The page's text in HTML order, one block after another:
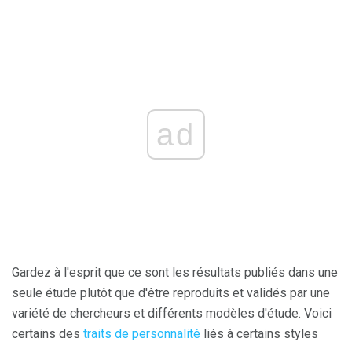
ad
Gardez à l'esprit que ce sont les résultats publiés dans une
seule étude plutôt que d'être reproduits et validés par une
variété de chercheurs et différents modèles d'étude. Voici
certains des traits de personnalité liés à certains styles